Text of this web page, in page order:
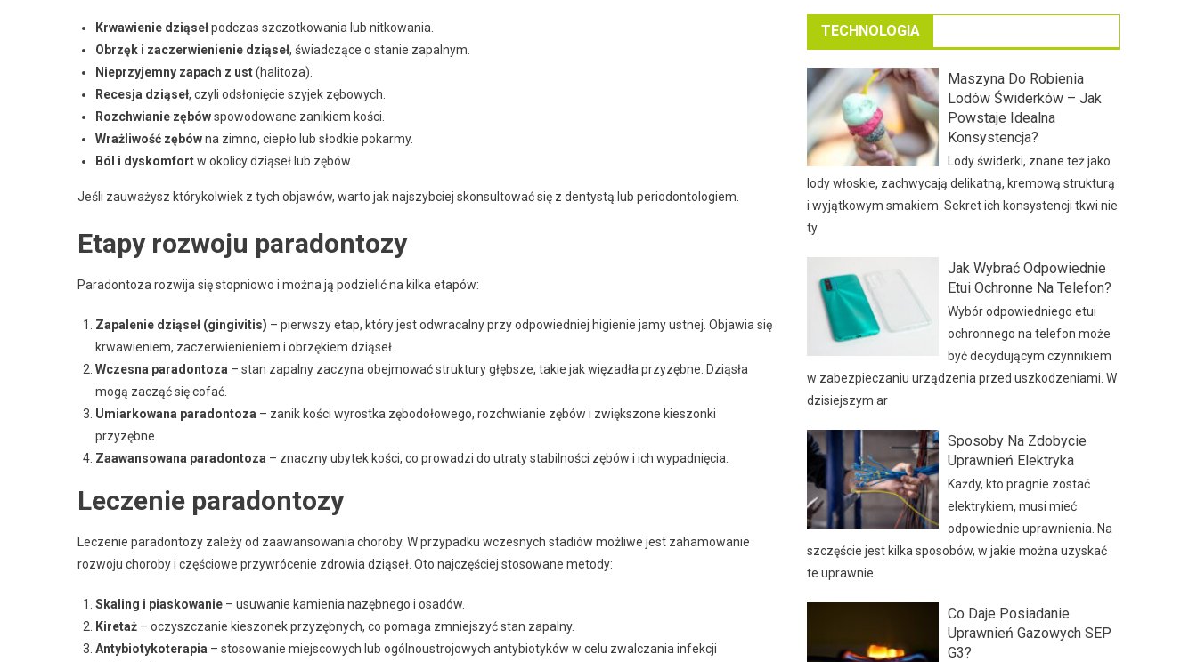
Krwawienie dziąsełpodczas szczotkowania lub nitkowania.
Obrzęk i zaczerwienienie dziąseł, świadczące o stanie zapalnym.
Nieprzyjemny zapach z ust(halitoza).
Recesja dziąseł, czyli odsłonięcie szyjek zębowych.
Rozchwianie zębówspowodowane zanikiem kości.
Wrażliwość zębówna zimno, ciepło lub słodkie pokarmy.
Ból i dyskomfortw okolicy dziąseł lub zębów.
Jeśli zauważysz którykolwiek z tych objawów, warto jak najszybciej skonsultować się z dentystą lub periodontologiem.
Etapy rozwoju paradontozy
Paradontoza rozwija się stopniowo i można ją podzielić na kilka etapów:
Zapalenie dziąseł (gingivitis) – pierwszy etap, który jest odwracalny przy odpowiedniej higienie jamy ustnej. Objawia się
krwawieniem, zaczerwienieniem i obrzękiem dziąseł.
Wczesna paradontoza – stan zapalny zaczyna obejmować struktury głębsze, takie jak więzadła przyzębne. Dziąsła
mogą zacząć się cofać.
Umiarkowana paradontoza – zanik kości wyrostka zębodołowego, rozchwianie zębów i zwiększone kieszonki
przyzębne.
Zaawansowana paradontoza – znaczny ubytek kości, co prowadzi do utraty stabilności zębów i ich wypadnięcia.
Leczenie paradontozy
Leczenie paradontozy zależy od zaawansowania choroby. W przypadku wczesnych stadiów możliwe jest zahamowanie
rozwoju choroby i częściowe przywrócenie zdrowia dziąseł. Oto najczęściej stosowane metody:
Skaling i piaskowanie – usuwanie kamienia nazębnego i osadów.
Kiretaż – oczyszczanie kieszonek przyzębnych, co pomaga zmniejszyć stan zapalny.
Antybiotykoterapia – stosowanie miejscowych lub ogólnoustrojowych antybiotyków w celu zwalczania infekcji
TECHNOLOGIA
Maszyna Do Robienia
Lodów Świderków – Jak
Powstaje Idealna
Konsystencja?
Lody świderki, znane też jako
lody włoskie, zachwycają delikatną, kremową strukturą
i wyjątkowym smakiem. Sekret ich konsystencji tkwi nie
ty
Jak Wybrać Odpowiednie
Etui Ochronne Na Telefon?
Wybór odpowiedniego etui
ochronnego na telefon może
być decydującym czynnikiem
w zabezpieczaniu urządzenia przed uszkodzeniami. W
dzisiejszym ar
Sposoby Na Zdobycie
Uprawnień Elektryka
Każdy, kto pragnie zostać
elektrykiem, musi mieć
odpowiednie uprawnienia. Na
szczęście jest kilka sposobów, w jakie można uzyskać
te uprawnie
Co Daje Posiadanie
Uprawnień Gazowych SEP
G3?